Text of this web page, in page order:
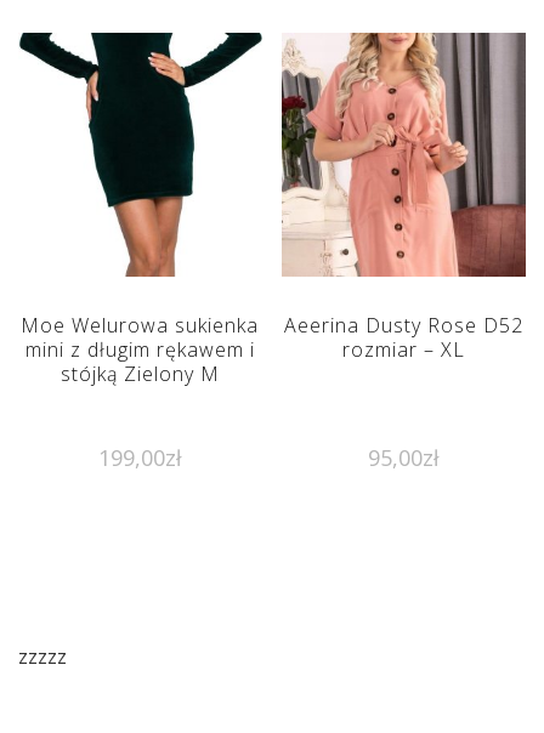
Moe Welurowa sukienka
mini z długim rękawem i
stójką Zielony M
199,00zł
Aeerina Dusty Rose D52
rozmiar – XL
95,00zł
zzzzz